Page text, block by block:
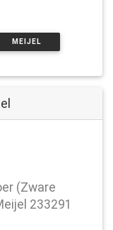
MEIJEL
(Zware
233291